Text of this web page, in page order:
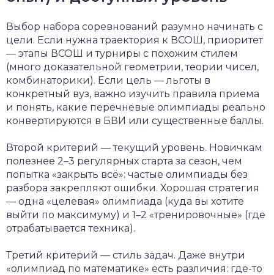
Выбор набора соревнований разумно начинать с
цели. Если нужна траектория к ВСОШ, приоритет
— этапы ВСОШ и турниры с похожим стилем
(много доказательной геометрии, теории чисел,
комбинаторики). Если цель — льготы в
конкретный вуз, важно изучить правила приема
и понять, какие перечневые олимпиады реально
конвертируются в БВИ или существенные баллы.
Второй критерий — текущий уровень. Новичкам
полезнее 2–3 регулярных старта за сезон, чем
попытка «закрыть всё»: частые олимпиады без
разбора закрепляют ошибки. Хорошая стратегия
— одна «целевая» олимпиада (куда вы хотите
выйти по максимуму) и 1–2 «тренировочные» (где
отрабатывается техника).
Третий критерий — стиль задач. Даже внутри
«олимпиад по математике» есть различия: где-то